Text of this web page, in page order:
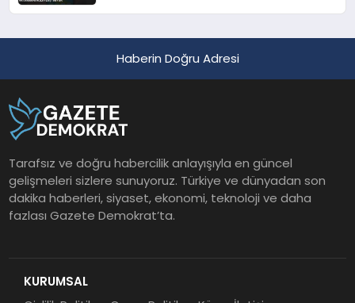
Haberin Doğru Adresi
Tarafsız ve doğru habercilik anlayışıyla en güncel
gelişmeleri sizlere sunuyoruz. Türkiye ve dünyadan son
dakika haberleri, siyaset, ekonomi, teknoloji ve daha
fazlası Gazete Demokrat’ta.
KURUMSAL